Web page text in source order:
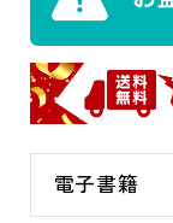
電子書籍